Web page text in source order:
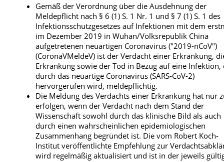
Gemäß der Verordnung über die Ausdehnung der
Meldepflicht nach § 6 (1) S. 1 Nr. 1 und § 7 (1) S. 1 des
Infektions­schutz­gesetzes auf Infektionen mit dem
im Dezember 2019 in Wuhan/­Volksrepublik China
aufgetretenen neuartigen Coronavirus ("2019-nCoV")
(CoronaVMeldeV) ist der Verdacht einer Erkrankung,
Erkrankung sowie der Tod in Bezug auf eine Infektion,
durch das neuartige Coronavirus (SARS-CoV-2)
hervorgerufen wird, meldepflichtig.
Die Meldung des Verdachts einer Erkrankung hat nur
erfolgen, wenn der Verdacht nach dem Stand der
Wissenschaft sowohl durch das klinische Bild als auch
durch einen wahrscheinlichen epidemiologischen
Zusammenhang begründet ist. Die vom Robert Koch-
Institut veröffentlichte Empfehlung zur
wird regelmäßig aktualisiert und ist in der jeweils